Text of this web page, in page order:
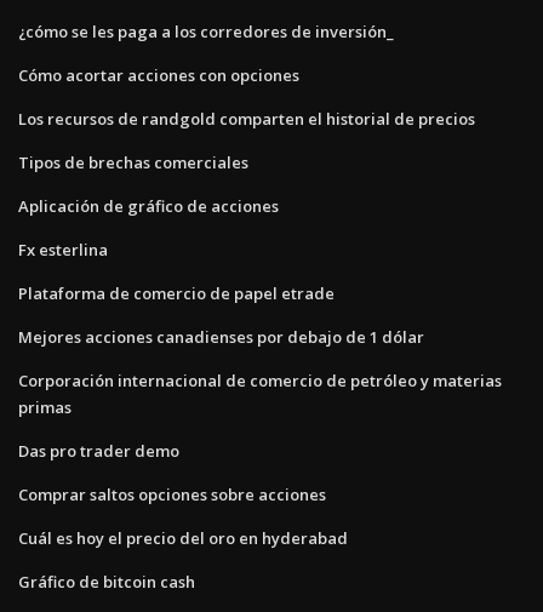
¿cómo se les paga a los corredores de inversión_
Cómo acortar acciones con opciones
Los recursos de randgold comparten el historial de precios
Tipos de brechas comerciales
Aplicación de gráfico de acciones
Fx esterlina
Plataforma de comercio de papel etrade
Mejores acciones canadienses por debajo de 1 dólar
Corporación internacional de comercio de petróleo y materias
primas
Das pro trader demo
Comprar saltos opciones sobre acciones
Cuál es hoy el precio del oro en hyderabad
Gráfico de bitcoin cash